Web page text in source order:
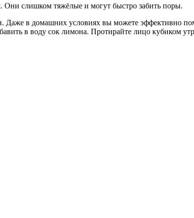
Они слишком тяжёлые и могут быстро забить поры.
Даже в домашних условиях вы можете эффективно
в воду сок лимона. Протирайте лицо кубиком